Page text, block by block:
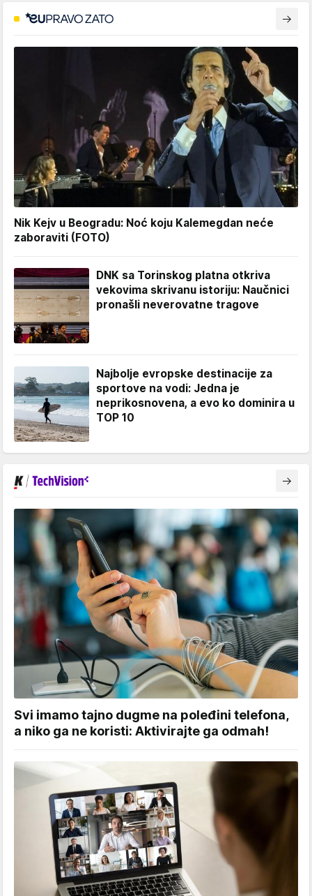
Nik Kejv u Beogradu: Noć koju Kalemegdan neće
zaboraviti (FOTO)
DNK sa Torinskog platna otkriva
vekovima skrivanu istoriju: Naučnici
pronašli neverovatne tragove
Najbolje evropske destinacije za
sportove na vodi: Jedna je
neprikosnovena, a evo ko dominira u
TOP 10
Svi imamo tajno dugme na poleđini telefona,
a niko ga ne koristi: Aktivirajte ga odmah!